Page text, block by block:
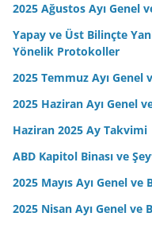
2025 Ağustos Ayı Genel
Yapay ve Üst Bilinçte
Yönelik Protokoller
2025 Temmuz Ayı
2025 Haziran Ayı Genel
Haziran 2025 Ay Takvimi
ABD Kapitol Binası ve
2025 Mayıs Ayı Genel
2025 Nisan Ayı Genel ve